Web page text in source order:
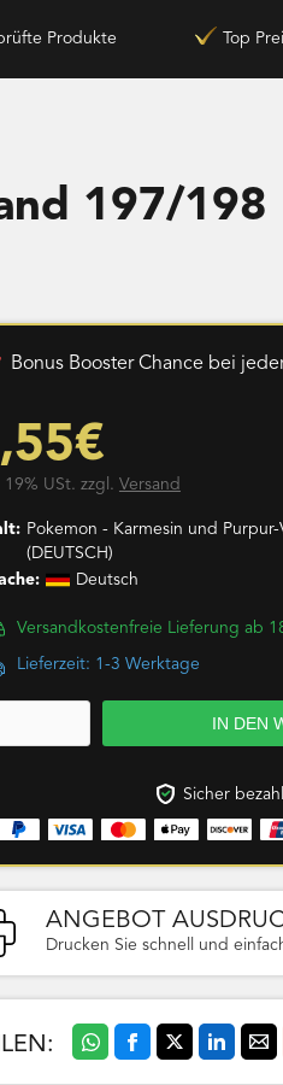
Produkte Top
197/198
Bonus Booster Chance bei
19% USt. zzgl. Versand
Pokemon - Karmesin und
(DEUTSCH)
Deutsch
Versandkostenfreie Lieferung ab
Lieferzeit: 1-3 Werktage
Sicher
ANGEBOT
Drucken Sie schnell und